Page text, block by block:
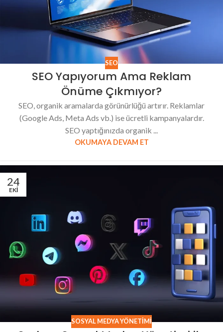
SEO
SEO Yapıyorum Ama Reklam
Önüme Çıkmıyor?
SEO, organik aramalarda görünürlüğü artırır. Reklamlar
(Google Ads, Meta Ads vb.) ise ücretli kampanyalardır.
SEO yaptığınızda organik ...
OKUMAYA DEVAM ET
24
EKI
SOSYAL MEDYA YÖNETIMI